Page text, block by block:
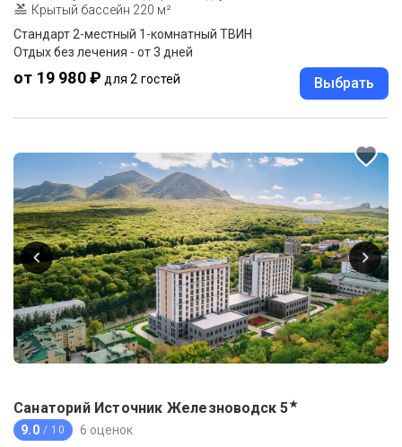
Крытый бассейн 220 м²
Стандарт 2-местный 1-комнатный ТВИН
Отдых без лечения - от 3 дней
от 19 980 ₽ для 2 гостей Выбрать
Санаторий Источник Железноводск 5★
9.0 / 10 6 оценок